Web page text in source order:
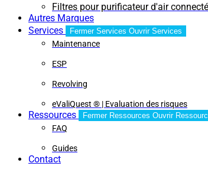
Filtres pour purificateur d'air connecté
Autres Marques
Services
Fermer Services Ouvrir Services
Maintenance
ESP
Revolving
eValiQuest ® | Evaluation des risques
Ressources Fermer Ressources Ouvrir
FAQ
Guides
Contact